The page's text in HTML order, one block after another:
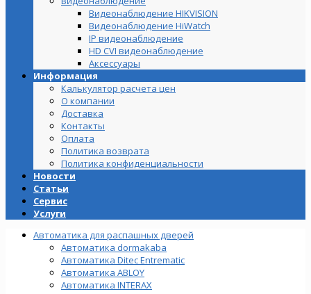
Видеонаблюдение HIKVISION
Видеонаблюдение HiWatch
IP видеонаблюдение
HD CVI видеонаблюдение
Аксессуары
Информация
Калькулятор расчета цен
О компании
Доставка
Контакты
Оплата
Политика возврата
Политика конфиденциальности
Новости
Статьи
Сервис
Услуги
Автоматика для распашных дверей
Автоматика dormakaba
Автоматика Ditec Entrematic
Автоматика ABLOY
Автоматика INTERAX